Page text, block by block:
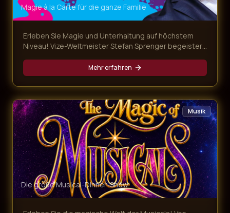
Magie à la Carte für die ganze Familie
Erleben Sie Magie und Unterhaltung auf höchstem
Niveau! Vize-Weltmeister Stefan Sprenger begeistert
magischen Überraschungen – begleitet von einem
köstlichen Mehr-Gänge-Menü.
Mehr erfahren
Musik
Die große Musical-Dinner-Show